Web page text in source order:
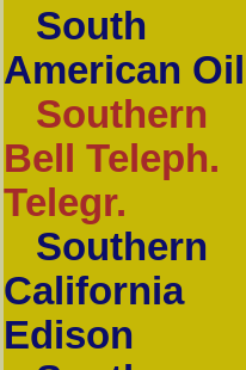
South
American Oil
Southern
Bell Teleph.
Telegr.
Southern
California
Edison